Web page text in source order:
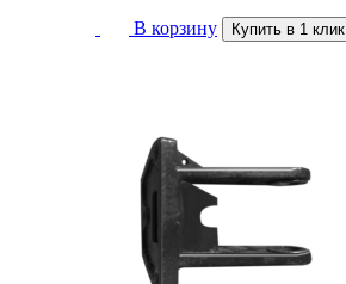
В корзину Купить в 1 клик